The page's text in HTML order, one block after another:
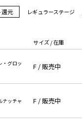
元 レギュラーステージ
サイズ / 在庫
・グロッ
F / 販売中
ナッチャ F / 販売中